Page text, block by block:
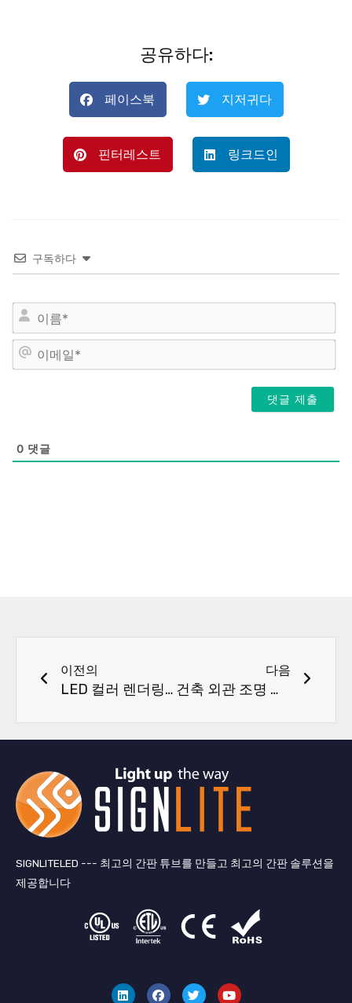
공유하다:
페이스북 지저귀다
핀터레스트 링크드인
구독하다
이
*
이
일
0 댓글
이전의
LED 컬러 렌더링에 대한 최고의 가이드: CRI, R9, TM-30 및 High-CRI LED 스트립 조명
다음
건축 외관 조명 가이드: 기술, 설비, 광학 및 제어 시스템
SIGNLITELED --- 최고의 간판 튜브를 만들고 최고의 간판 솔루션을
제공합니다
드 스 귀 브